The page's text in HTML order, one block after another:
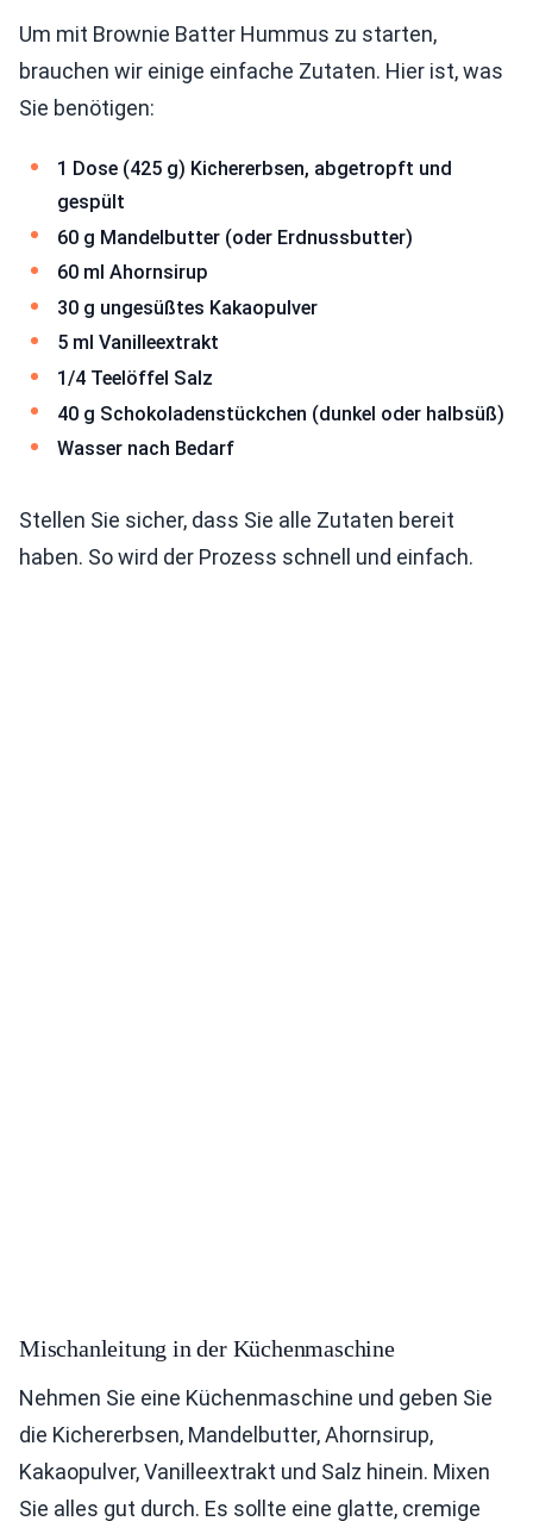
Um mit Brownie Batter Hummus zu starten,
brauchen wir einige einfache Zutaten. Hier ist, was
Sie benötigen:
1 Dose (425 g) Kichererbsen, abgetropft und
gespült
60 g Mandelbutter (oder Erdnussbutter)
60 ml Ahornsirup
30 g ungesüßtes Kakaopulver
5 ml Vanilleextrakt
1/4 Teelöffel Salz
40 g Schokoladenstückchen (dunkel oder halbsüß)
Wasser nach Bedarf
Stellen Sie sicher, dass Sie alle Zutaten bereit
haben. So wird der Prozess schnell und einfach.
Mischanleitung in der Küchenmaschine
Nehmen Sie eine Küchenmaschine und geben Sie
die Kichererbsen, Mandelbutter, Ahornsirup,
Kakaopulver, Vanilleextrakt und Salz hinein. Mixen
Sie alles gut durch. Es sollte eine glatte, cremige